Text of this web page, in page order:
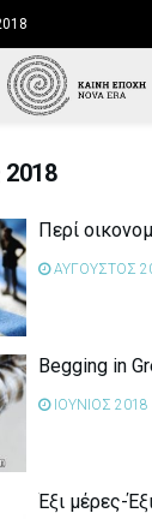
Περί
ΑΥΓΟΥΣΤΟΣ
Begging in
ΙΟΥΝΙΟΣ 2018
Έξι μέρες-